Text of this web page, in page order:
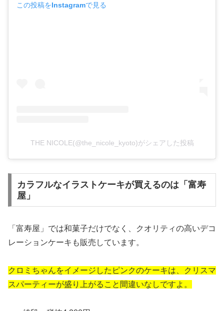
この投稿をInstagramで見る
THE NICOLE(@the_nicole_kyoto)がシェアした投稿
カラフルなイラストケーキが買えるのは「富寿
屋」
「富寿屋」では和菓子だけでなく、クオリティの高いデコ
レーションケーキも販売しています。
クロミちゃんをイメージしたピンクのケーキは、クリスマ
スパーティーが盛り上がること間違いなしですよ。